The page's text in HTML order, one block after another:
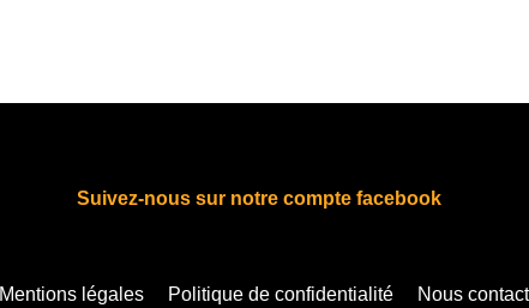
Suivez-nous sur notre compte facebook
Mentions légales
Politique de confidentialité Nous